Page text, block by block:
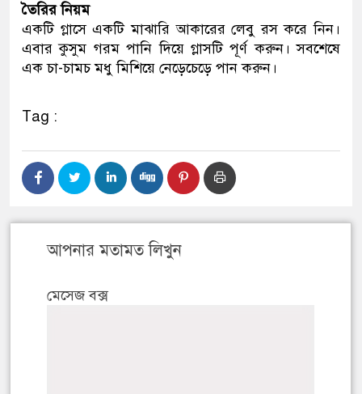
তৈরির নিয়ম
একটি গ্লাসে একটি মাঝারি আকারের লেবু রস করে নিন।
এবার কুসুম গরম পানি দিয়ে গ্লাসটি পূর্ণ করুন। সবশেষে
এক চা-চামচ মধু মিশিয়ে নেড়েচেড়ে পান করুন।
Tag :
আপনার মতামত লিখুন
মেসেজ বক্স